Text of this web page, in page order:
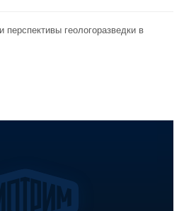
геологоразведки в